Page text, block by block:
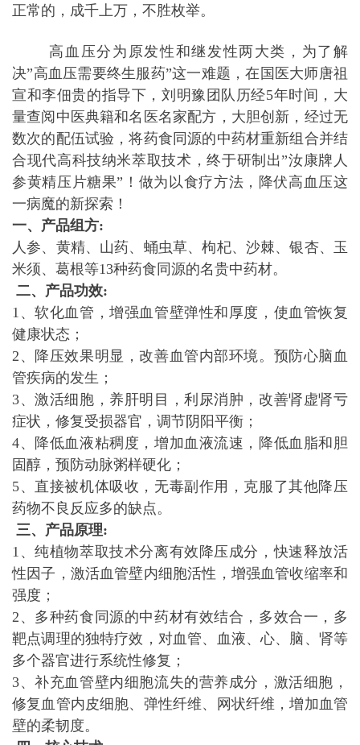
正常的，成千上万，不胜枚举。
高血压分为原发性和继发性两大类，为了解
决”高血压需要终生服药”这一难题，在国医大师唐祖
宣和李佃贵的指导下，刘明豫团队历经5年时间，大
量查阅中医典籍和名医名家配方，大胆创新，经过无
数次的配伍试验，将药食同源的中药材重新组合并结
合现代高科技纳米萃取技术，终于研制出”汝康牌人
参黄精压片糖果”！做为以食疗方法，降伏高血压这
一病魔的新探索！
一、产品组方:
人参、黄精、山药、蛹虫草、枸杞、沙棘、银杏、玉
米须、葛根等13种药食同源的名贵中药材。
二、产品功效:
1、软化血管，增强血管壁弹性和厚度，使血管恢复
健康状态；
2、降压效果明显，改善血管内部环境。预防心脑血
管疾病的发生；
3、激活细胞，养肝明目，利尿消肿，改善肾虚肾亏
症状，修复受损器官，调节阴阳平衡；
4、降低血液粘稠度，增加血液流速，降低血脂和胆
固醇，预防动脉粥样硬化；
5、直接被机体吸收，无毒副作用，克服了其他降压
药物不良反应多的缺点。
三、产品原理:
1、纯植物萃取技术分离有效降压成分，快速释放活
性因子，激活血管壁内细胞活性，增强血管收缩率和
强度；
2、多种药食同源的中药材有效结合，多效合一，多
靶点调理的独特疗效，对血管、血液、心、脑、肾等
多个器官进行系统性修复；
3、补充血管壁内细胞流失的营养成分，激活细胞，
修复血管内皮细胞、弹性纤维、网状纤维，增加血管
壁的柔韧度。